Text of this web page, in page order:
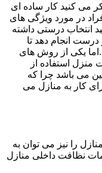
می کنید کار ساده ای
در مورد ویژگی های
انتخاب درستی داشته
انجام دهد تا
یکی از روش های
استفاده از
می باشد چرا که
کار به منازل می
را نیز می توان به
نظافت داخلی منازل